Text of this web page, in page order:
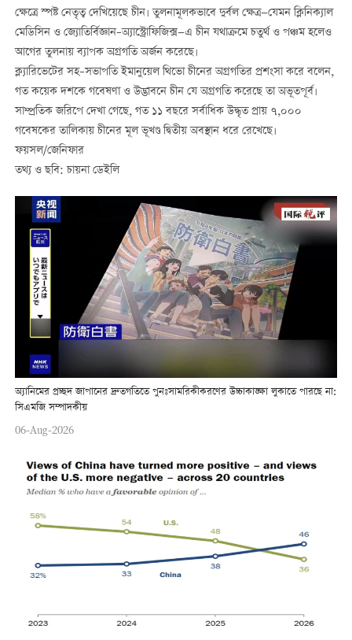
ক্ষেত্রে স্পষ্ট নেতৃত্ব দেখিয়েছে চীন। তুলনামূলকভাবে দুর্বল ক্ষেত্র—যেমন ক্লিনিক্যাল
মেডিসিন ও জ্যোতির্বিজ্ঞান–অ্যাস্ট্রোফিজিক্স—এ চীন যথাক্রমে চতুর্থ ও পঞ্চম হলেও
আগের তুলনায় ব্যাপক অগ্রগতি অর্জন করেছে।
ক্ল্যারিভেটের সহ–সভাপতি ইমানুয়েল থিভো চীনের অগ্রগতির প্রশংসা করে বলেন,
গত কয়েক দশকে গবেষণা ও উদ্ভাবনে চীন যে অগ্রগতি করেছে তা অভূতপূর্ব।
সাম্প্রতিক জরিপে দেখা গেছে, গত ১১ বছরে সর্বাধিক উদ্ধৃত প্রায় ৭,০০০
গবেষকের তালিকায় চীনের মূল ভূখণ্ড দ্বিতীয় অবস্থান ধরে রেখেছে।
ফয়সল/জেনিফার
তথ্য ও ছবি: চায়না ডেইলি
অ্যানিমের প্রচ্ছদ জাপানের দ্রুতগতিতে পুনঃসামরিকীকরণের উচ্চাকাঙ্ক্ষা লুকাতে পারছে না:
সিএমজি সম্পাদকীয়
06-Aug-2026